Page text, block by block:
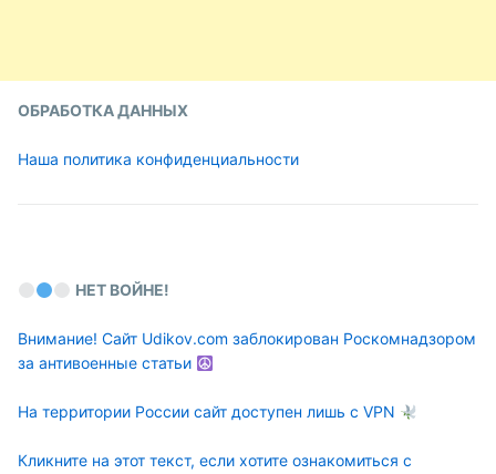
ОБРАБОТКА ДАННЫХ
Наша политика конфиденциальности
НЕТ ВОЙНЕ!
Внимание! Сайт Udikov.com заблокирован Роскомнадзором
за антивоенные статьи
На территории России сайт доступен лишь с VPN
Кликните на этот текст, если хотите ознакомиться с